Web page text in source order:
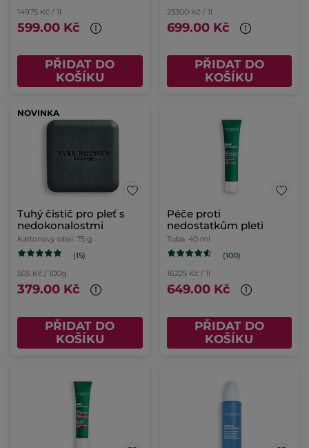
14975 Kč / 1l
599.00 Kč
PŘIDAT DO
KOŠÍKU
23300 Kč / 1l
699.00 Kč
PŘIDAT DO
KOŠÍKU
NOVINKA
Tuhý čistič pro pleť s
nedokonalostmi
Kartonový obal 75 g
(15)
505 Kč / 100g
379.00 Kč
PŘIDAT DO
KOŠÍKU
Péče proti
nedostatkům pleti
Tuba 40 ml
(100)
16225 Kč / 1l
649.00 Kč
PŘIDAT DO
KOŠÍKU